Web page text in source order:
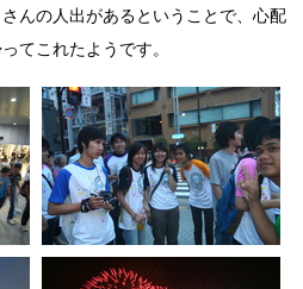
んの人出があるということで、心配
てこれたようです。